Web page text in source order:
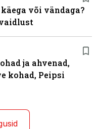
või vändaga?
ja ahvenad,
kohad, Peipsi